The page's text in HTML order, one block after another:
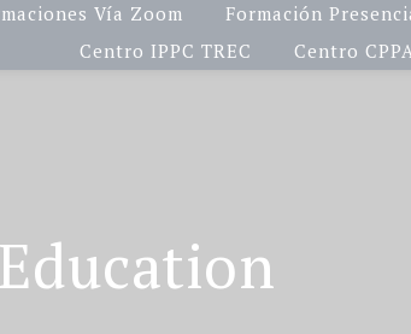
Vía Zoom
Formación
Centro IPPC TREC
Centro